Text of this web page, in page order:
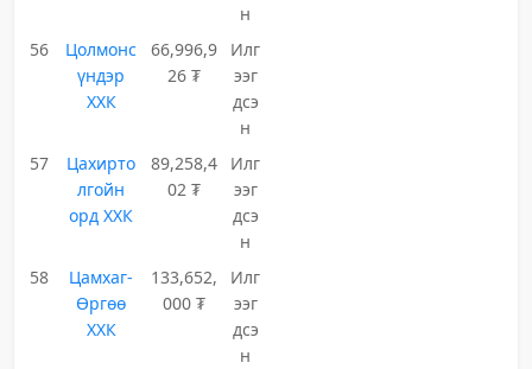
н
56
Цолмонс
үндэр
ХХК
66,996,9
26 ₮
Илг
ээг
дсэ
н
57
Цахирто
лгойн
орд ХХК
89,258,4
02 ₮
Илг
ээг
дсэ
н
58
Цамхаг-
Өргөө
ХХК
133,652,
000 ₮
Илг
ээг
дсэ
н